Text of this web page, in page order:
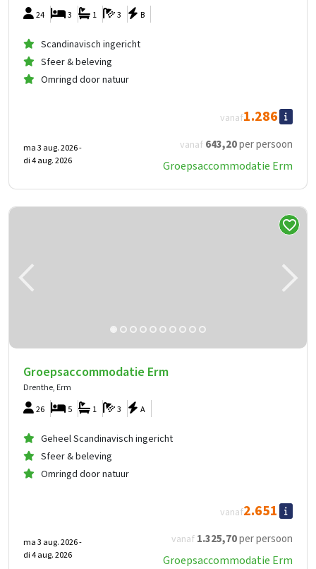
24 1 3 B
3
Scandinavisch ingericht
Sfeer & beleving
Omringd door natuur
vanaf 643,20per persoon
vanaf1.286
ma 3 aug. 2026 -
di 4 aug. 2026
Groepsaccommodatie Erm
Groepsaccommodatie Erm
Drenthe, Erm
26
1 3 A
5
Geheel Scandinavisch ingericht
Sfeer & beleving
Omringd door natuur
vanaf 1.325,70per persoon
vanaf2.651
ma 3 aug. 2026 -
di 4 aug. 2026
Groepsaccommodatie Erm